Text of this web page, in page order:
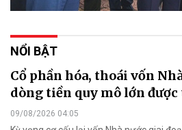
NỔI BẬT
Cổ phần hóa, thoái vốn
dòng tiền quy mô lớn được
09/08/2026 04:05